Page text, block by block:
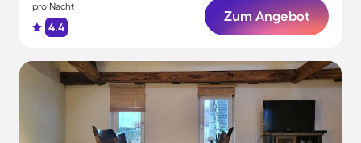
pro Nacht
4.4
Zum Angebot